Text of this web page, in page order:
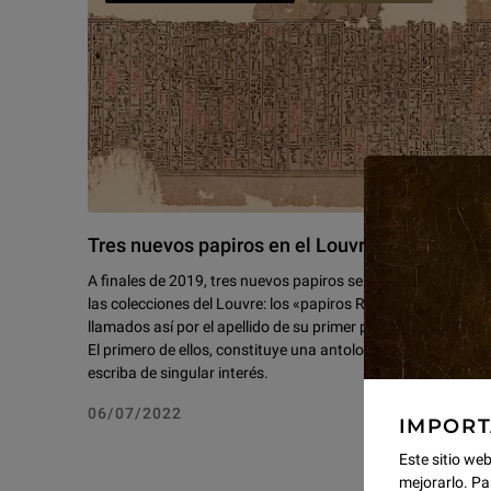
Este sitio
mejorarlo.
Tres nuevos papiros en el Louvre
A finales de 2019, tres nuevos papiros se sumaron a
las colecciones del Louvre: los «papiros Reverseaux»,
llamados así por el apellido de su primer propietario.
El primero de ellos, constituye una antología de
escriba de singular interés.
06/07/2022